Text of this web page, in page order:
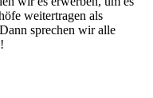
weitertragen als
sprechen wir alle